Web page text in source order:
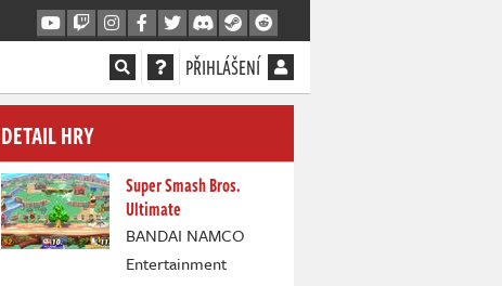
PŘIHLÁŠENÍ
DETAIL HRY
Super Smash Bros.
Ultimate
BANDAI NAMCO
Entertainment